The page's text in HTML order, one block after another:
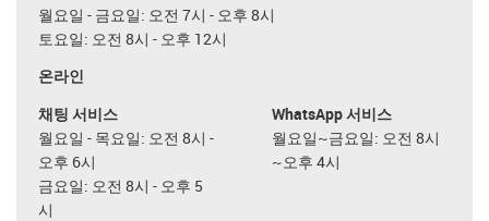
월요일 - 금요일: 오전 7시 - 오후 8시
토요일: 오전 8시 - 오후 12시
온라인
채팅 서비스
월요일 - 목요일: 오전 8시 -
오후 6시
금요일: 오전 8시 - 오후 5
시
WhatsApp 서비스
월요일~금요일: 오전 8시
~오후 4시